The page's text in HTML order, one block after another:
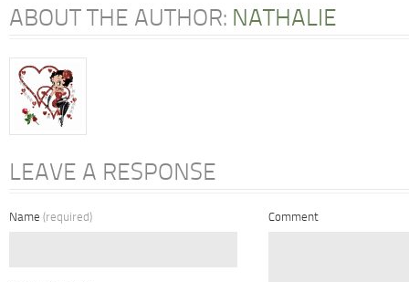
ABOUT THE AUTHOR: NATHALIE
LEAVE A RESPONSE
Name (required) Comment